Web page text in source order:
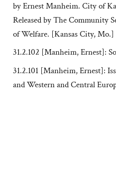
by Ernest Manheim. City of
Released by The Community
of Welfare. [Kansas City, Mo.]
31.2.102 [Manheim, Ernest]:
31.2.101 [Manheim, Ernest]:
and Western and Central